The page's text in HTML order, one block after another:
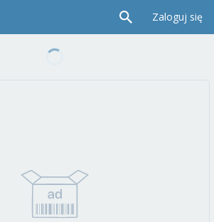
Zaloguj się